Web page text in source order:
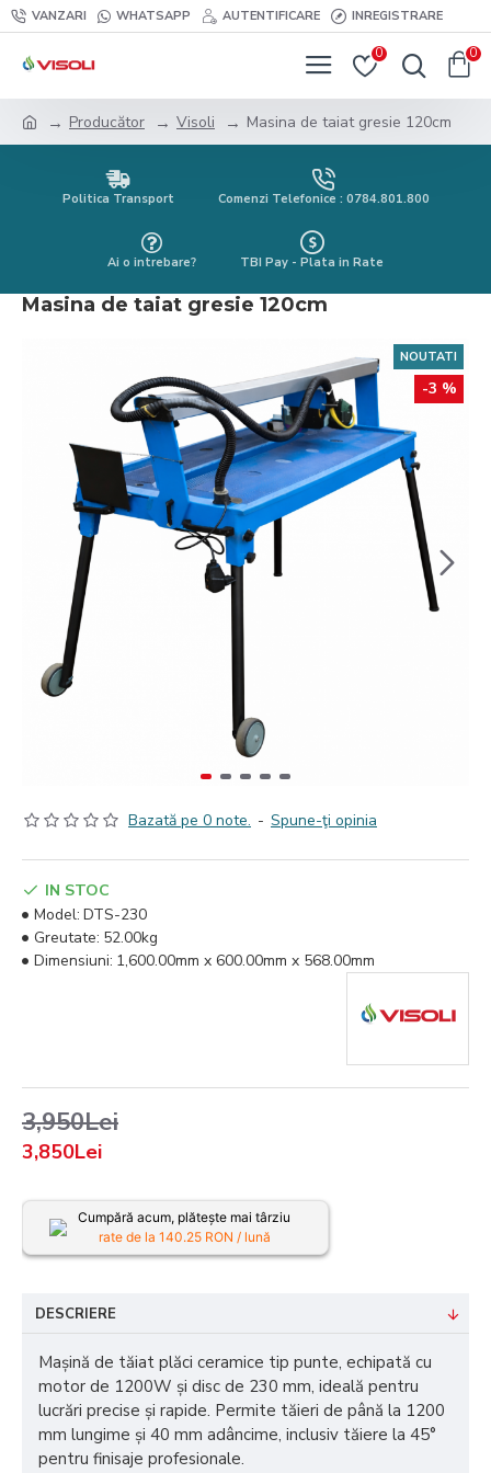
VANZARI WHATSAPP AUTENTIFICARE INREGISTRARE
0 0
Producător Visoli Masina de taiat gresie 120cm
Politica Transport Comenzi Telefonice : 0784.801.800
Ai o intrebare? TBI Pay - Plata in Rate
Masina de taiat gresie 120cm
NOUTATI
-3 %
Bazată pe 0 note. - Spune-ţi opinia
3,850Lei
3,950Lei
IN STOC
Model: DTS-230
Greutate: 52.00kg
Dimensiuni: 1,600.00mm x 600.00mm x 568.00mm
Cumpără acum, plătește mai târziu
rate de la 140.25RON / lună
DESCRIERE
Mașină de tăiat plăci ceramice tip punte, echipată cu
motor de 1200W și disc de 230 mm, ideală pentru
lucrări precise și rapide. Permite tăieri de până la 1200
mm lungime și 40 mm adâncime, inclusiv tăiere la 45°
pentru finisaje profesionale.